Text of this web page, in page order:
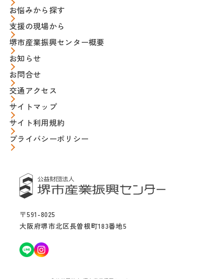
〒591-8025
大阪府堺市北区長曽根町183番地5
お悩みから探す
支援の現場から
堺市産業振興センター概要
お知らせ
お問合せ
交通アクセス
サイトマップ
サイト利用規約
プライバシーポリシー